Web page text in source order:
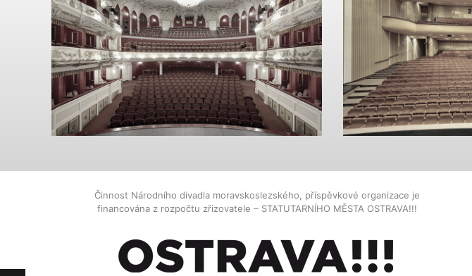
Činnost Národního divadla moravskoslezského, příspěvkové organizace je
financována z rozpočtu zřizovatele – STATUTARNÍHO MĚSTA OSTRAVA!!!